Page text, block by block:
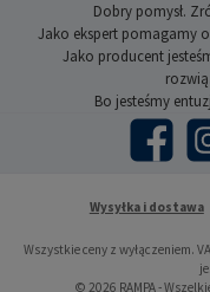
Dobry pomysł.
Jako ekspert pomagamy
Jako producent
Bo jesteśmy
Facebook
Wysyłka i dostawa
Wszystkie ceny z wyłączeniem.
© 2026 RAMPA -